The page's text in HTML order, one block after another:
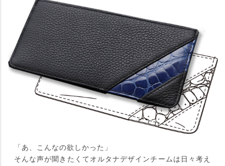
「あ、こんなの欲しかった」
そんな声が聞きたくてオルタナデザインチームは日々考え